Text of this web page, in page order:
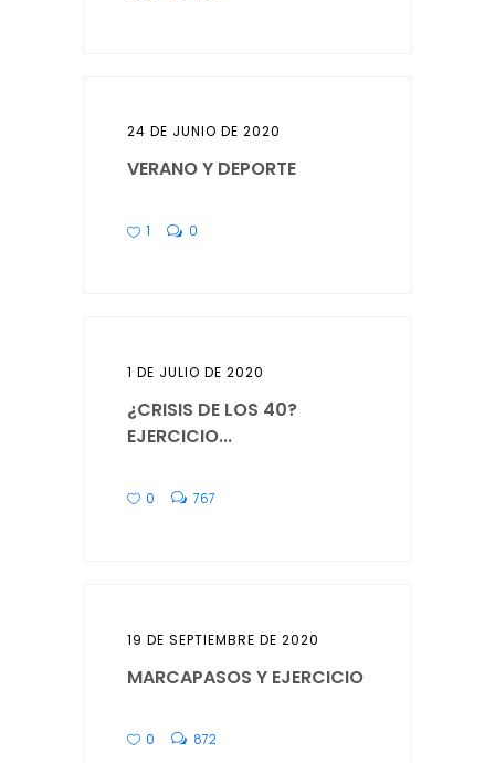
24 DE JUNIO DE 2020
VERANO Y DEPORTE
1 0
1 DE JULIO DE 2020
¿CRISIS DE LOS 40?
EJERCICIO...
0 767
19 DE SEPTIEMBRE DE 2020
MARCAPASOS Y EJERCICIO
0 872